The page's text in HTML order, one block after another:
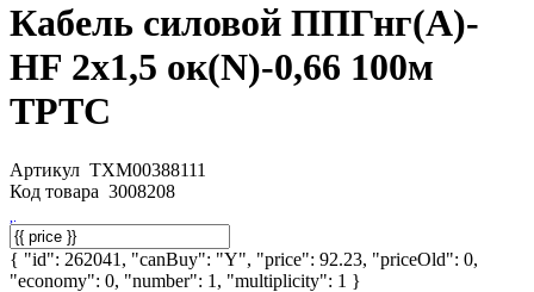
Кабель силовой ППГнг(А)-
HF 2х1,5 ок(N)-0,66 100м
ТРТС
Артикул ТХМ00388111
Код товара 3008208
{ "id": 262041, "canBuy": "Y", "price": 92.23, "priceOld": 0,
"economy": 0, "number": 1, "multiplicity": 1 }